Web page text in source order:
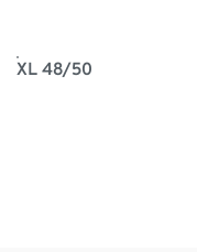
XL 48/50